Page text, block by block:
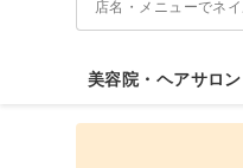
美容院・ヘアサロン